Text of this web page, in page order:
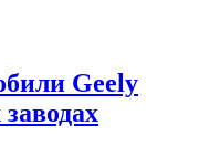
Geely